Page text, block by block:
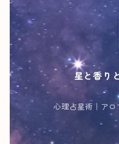
星と香り
心理占星術｜ア